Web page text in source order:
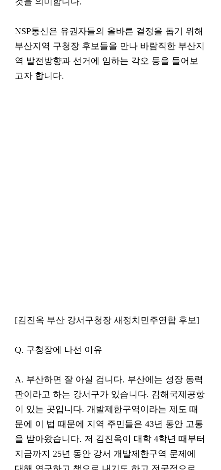
NSP통신은 유권자들의 올바른 결정을 돕기 위해
부산지역 구청장 후보들을 만나 바람직한 부산지
역 발전방향과 선거에 임하는 각오 등을 들어보
고자 합니다.
[김진옥 부산 강서구청장 새정치민주연합 후보]
Q. 구청장에 나선 이유
A. 부산하면 잘 아실 겁니다. 부산에는 성장 동력
판이라고 하는 강서구가 있습니다. 김해국제공항
이 있는 곳입니다. 개발제한구역이라는 제도 때
문에 이 법 때문에 지역 주민들은 43년 동안 고통
을 받아왔습니다. 저 김진옥이 대학 4학년 때부터
지금까지 25년 동안 강서 개발제한구역 문제에